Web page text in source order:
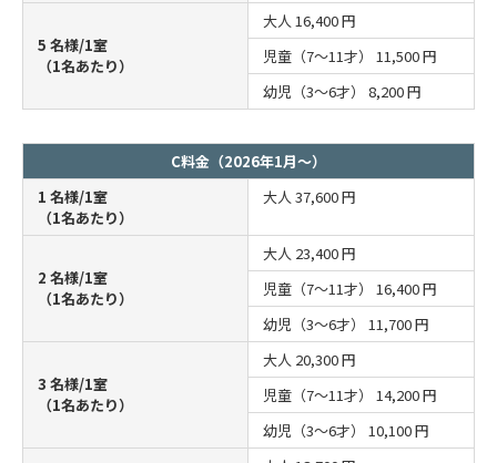
5 名様/1室
（1名あたり）
大人 16,400 円
児童（7～11才） 11,500 円
幼児（3～6才） 8,200 円
C料金（2026年1月～）
1 名様/1室
（1名あたり）
大人 37,600 円
2 名様/1室
（1名あたり）
大人 23,400 円
児童（7～11才） 16,400 円
幼児（3～6才） 11,700 円
3 名様/1室
（1名あたり）
大人 20,300 円
児童（7～11才） 14,200 円
幼児（3～6才） 10,100 円